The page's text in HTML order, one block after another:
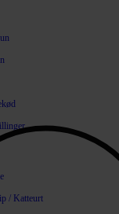
/ Katteurt